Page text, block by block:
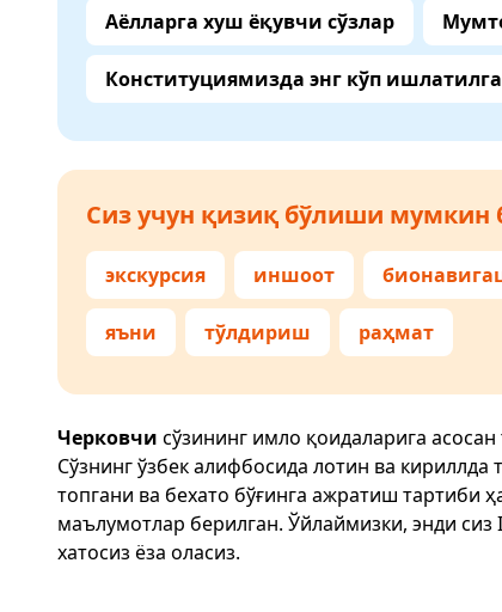
Аёлларга хуш ёқувчи сўзлар
Конституциямизда энг кўп
Сиз учун қизиқ бўлиши мумкин
экскурсия иншоот
яъни тўлдириш раҳмат
Черковчи сўзининг имло қоидаларига
Сўзнинг ўзбек алифбосида лотин ва
топгани ва бехато бўғинга ажратиш тартиби
маълумотлар берилган. Ўйлаймизки, энди сиз
хатосиз ёза оласиз.